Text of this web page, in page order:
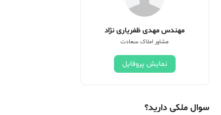
مهندس مهدی ظفریاری نژاد
مشاور املاک سعادت
نمایش پروفایل
سوال ملکی دارید؟